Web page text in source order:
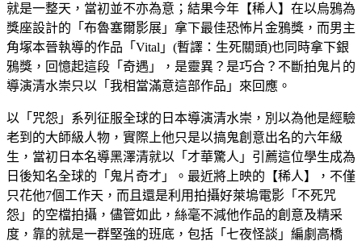
就是一整天，當初並不亦為意；結果今年【稀人】在以烏鴉為
獎座設計的「布魯塞爾影展」拿下最佳恐怖片金鴉獎，而男主
角塚本晉執導的作品「Vital」(暫譯：生死關頭)也同時拿下銀
鴉獎，回憶起這段「奇遇」，是靈異？是巧合？不斷拍鬼片的
導演清水崇只以「我相當滿意這部作品」來回應。
以「咒怨」系列征服全球的日本導演清水崇，別以為他是經驗
老到的大師級人物，實際上他只是以搞鬼創意出名的六年級
生，當初日本名導黑澤清就以「才華驚人」引薦這位學生成為
日後知名全球的「鬼片奇才」。最近將上映的【稀人】，不僅
只花他7個工作天，而且還是利用拍攝好萊塢電影「不死咒
怨」的空檔拍攝，儘管如此，絲毫不減他作品的創意及精采
度，靠的就是一群堅強的班底，包括「七夜怪談」編劇高橋